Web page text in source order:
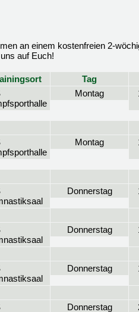
an einem kostenfreien 2-
auf Euch!
Tag
Montag
Montag
Donnerstag
Donnerstag
Donnerstag
Donnerstag